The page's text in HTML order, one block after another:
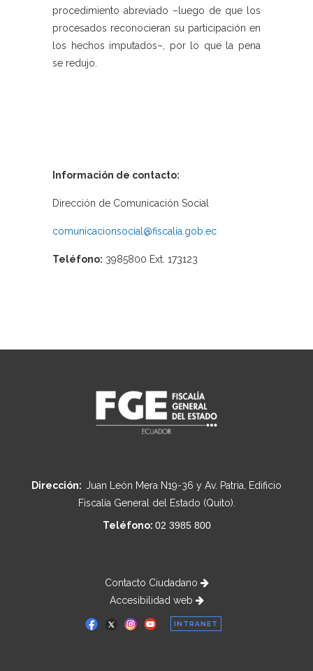
procedimiento abreviado –luego de que los
procesados reconocieran su participación en
los hechos imputados–, por lo que la pena
se redujo.
Información de contacto:
Dirección de Comunicación Social
comunicacionsocial@fiscalia.gob.ec
Teléfono: 3985800 Ext. 173123
Dirección: Juan León Mera N19-36 y Av. Patria, Edificio
Fiscalía General del Estado (Quito).
Teléfono: 02 3985 800
Contacto Ciudadano
Accesibilidad web
INTRANET